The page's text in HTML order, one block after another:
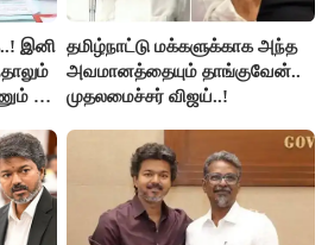
இனி
-
தமிழ்நாட்டு மக்களுக்காக அந்த
அவமானத்தையும் தாங்குவேன்..
முதலமைச்சர் விஜய்..!